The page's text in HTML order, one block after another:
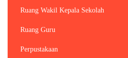
Ruang Wakil Kepala Sekolah
Ruang Guru
Perpustakaan